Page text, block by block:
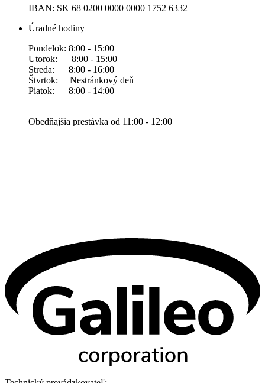
IBAN: SK 68 0200 0000 0000 1752 6332
Úradné hodiny
Pondelok: 8:00 - 15:00
Utorok: 8:00 - 15:00
Streda: 8:00 - 16:00
Štvrtok: Nestránkový deň
Piatok: 8:00 - 14:00
Obedňajšia prestávka od 11:00 - 12:00